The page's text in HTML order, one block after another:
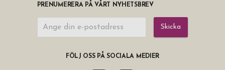
PRENUMERERA PÅ VÅRT NYHETSBREV
Skicka
FÖLJ OSS PÅ SOCIALA MEDIER